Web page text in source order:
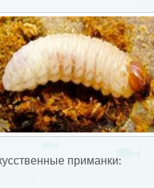
приманки: